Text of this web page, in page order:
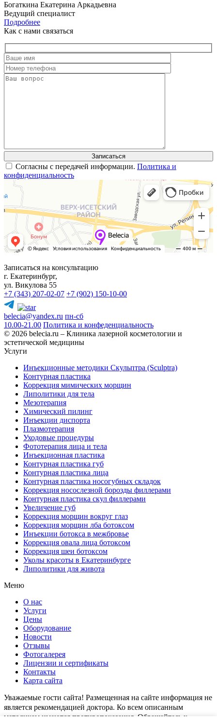
Богаткина Екатерина Аркадьевна
Ведущий специалист
Подробнее
Как с нами связаться
Согласны с передачей информации. Политика и
конфиденциальность
Записаться на консультацию
г. Екатеринбург,
ул. Викулова 55
+7 (343) 207-02-07 +7 (902) 150-10-00
belecia@yandex.ru пн-сб
10.00-21.00 Политика и конфеденциальность
© 2026 belecia.ru – Клиника лазерной косметологии и
эстетической медицины
Услуги
Инъекционные методики Скульптра (Sculptra)
Контурная пластика
Коррекция мимических морщин
Липолитики для тела
Мезотерапия
Химический пилинг
Инъекции диспорта
Плазмотерапия
Уходовые процедуры
Фототерапия лица и тела
Инъекционная пластика
Контурная пластика губ
Контурная пластика лица
Контурная пластика носогубных складок
Коррекция носослезной борозды филлерами
Контурная пластика скул филлерами
Увеличение губ
Коррекция морщин вокруг глаз
Коррекция морщин лба ботоксом
Инъекции ботокса в межбровье
Коррекция овала лица ботоксом
Коррекция шеи ботоксом
Уколы красоты в Екатеринбурге
Липолитики для живота
Меню
О нас
Услуги
Цены
Оборудование
Новости
Отзывы
Фотогалерея
Лицензии и сертификаты
Контакты
Карта сайта
Уважаемые гости сайта! Размещенная на сайте информация не
является рекомендацией доктора. Ко всем описанным
методикам имеются противопоказания. Обращайтесь к